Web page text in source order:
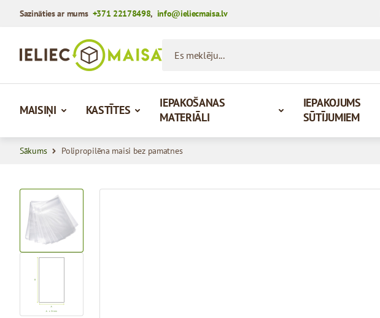
Sazināties ar mums +371 22178498, info@ieliecmaisa.lv
MAISIŅI KASTĪTES
IEPAKOŠANAS
MATERIĀLI
IEPAKOJUMS
SŪTĪJUMIEM
Sākums Polipropilēna maisi bez pamatnes
View larger image
View larger image